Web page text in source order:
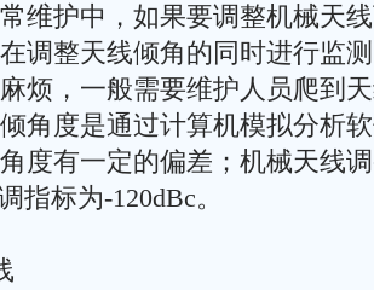
维护中，如果要调整机械天
调整天线倾角的同时进行监
烦，一般需要维护人员爬到
角度是通过计算机模拟分析
度有一定的偏差；机械天线
指标为-120dBc。